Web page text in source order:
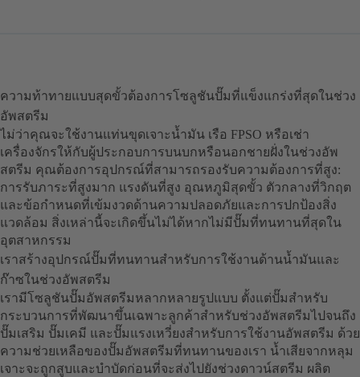
ความท้าทายแบบสุดขั้วต้องการโซลูชันปั๊มที่แข็งแกร่งที่สุดในช่วง
อัพสตรีม
ไม่ว่าคุณจะใช้งานแท่นขุดเจาะน้ำมัน เรือ FPSO หรือเช่า
เครื่องจักรให้กับผู้ประกอบการบนบกหรือนอกชายฝั่งในช่วงอัพ
สตรีม คุณต้องการอุปกรณ์ที่สามารถรองรับความต้องการที่สูง:
การรับภาระที่สูงมาก แรงดันที่สูง อุณหภูมิสุดขั้ว ตัวกลางที่วิกฤต
และข้อกำหนดที่เข้มงวดด้านความปลอดภัยและการปกป้องสิ่ง
แวดล้อม สิ่งเหล่านี้จะเกิดขึ้นไม่ได้หากไม่มีปั๊มที่ทนทานที่สุดใน
อุตสาหกรรม
เราสร้างอุปกรณ์ปั๊มที่ทนทานสำหรับการใช้งานด้านน้ำมันและ
ก๊าซในช่วงอัพสตรีม
เรามีโซลูชันปั๊มอัพสตรีมหลากหลายรูปแบบ ตั้งแต่ปั๊มสำหรับ
กระบวนการที่พัฒนาขึ้นเฉพาะลูกค้าสำหรับช่วงอัพสตรีมไปจนถึง
ปั๊มเสริม ปั๊มเคมี และปั๊มแรงเหวี่ยงสำหรับการใช้งานอัพสตรีม ด้วย
ความช่วยเหลือของปั๊มอัพสตรีมที่ทนทานของเรา น้ำเสียจากหลุม
เจาะจะถูกสูบและบำบัดก่อนที่จะส่งไปยังช่วงดาวน์สตรีม ผลิต